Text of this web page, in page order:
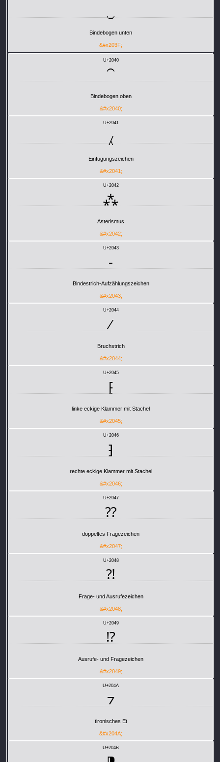
Bindebogen unten
&#x203F;
U+2040
⁀
Bindebogen oben
&#x2040;
U+2041
⁁
Einfügungszeichen
&#x2041;
U+2042
⁂
Asterismus
&#x2042;
U+2043
⁃
Bindestrich-Aufzählungszeichen
&#x2043;
U+2044
⁄
Bruchstrich
&#x2044;
U+2045
⁅
linke eckige Klammer mit Stachel
&#x2045;
U+2046
⁆
rechte eckige Klammer mit Stachel
&#x2046;
U+2047
⁇
doppeltes Fragezeichen
&#x2047;
U+2048
⁈
Frage- und Ausrufezeichen
&#x2048;
U+2049
⁉
Ausrufe- und Fragezeichen
&#x2049;
U+204A
⁊
tironisches Et
&#x204A;
U+204B